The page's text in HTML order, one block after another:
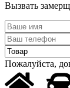
Вызвать
Пожалуйста,